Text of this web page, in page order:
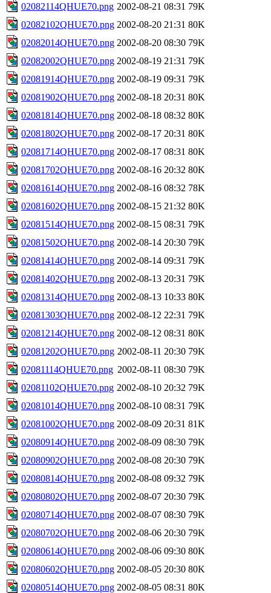
02082114QHUE70.png 2002-08-21 08:31 79K
02082102QHUE70.png 2002-08-20 21:31 80K
02082014QHUE70.png 2002-08-20 08:30 79K
02082002QHUE70.png 2002-08-19 21:31 79K
02081914QHUE70.png 2002-08-19 09:31 79K
02081902QHUE70.png 2002-08-18 20:31 80K
02081814QHUE70.png 2002-08-18 08:32 80K
02081802QHUE70.png 2002-08-17 20:31 80K
02081714QHUE70.png 2002-08-17 08:31 80K
02081702QHUE70.png 2002-08-16 20:32 80K
02081614QHUE70.png 2002-08-16 08:32 78K
02081602QHUE70.png 2002-08-15 21:32 80K
02081514QHUE70.png 2002-08-15 08:31 79K
02081502QHUE70.png 2002-08-14 20:30 79K
02081414QHUE70.png 2002-08-14 09:31 79K
02081402QHUE70.png 2002-08-13 20:31 79K
02081314QHUE70.png 2002-08-13 10:33 80K
02081303QHUE70.png 2002-08-12 22:31 79K
02081214QHUE70.png 2002-08-12 08:31 80K
02081202QHUE70.png 2002-08-11 20:30 79K
02081114QHUE70.png 2002-08-11 08:30 79K
02081102QHUE70.png 2002-08-10 20:32 79K
02081014QHUE70.png 2002-08-10 08:31 79K
02081002QHUE70.png 2002-08-09 20:31 81K
02080914QHUE70.png 2002-08-09 08:30 79K
02080902QHUE70.png 2002-08-08 20:30 79K
02080814QHUE70.png 2002-08-08 09:32 79K
02080802QHUE70.png 2002-08-07 20:30 79K
02080714QHUE70.png 2002-08-07 08:30 79K
02080702QHUE70.png 2002-08-06 20:30 79K
02080614QHUE70.png 2002-08-06 09:30 80K
02080602QHUE70.png 2002-08-05 20:30 80K
02080514QHUE70.png 2002-08-05 08:31 80K